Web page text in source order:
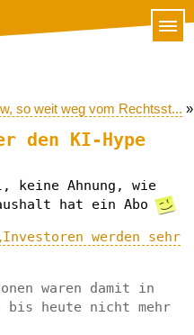
so weit weg vom Rechtsst... »
den KI-Hype
keine Ahnung, wie
hat ein Abo
werden sehr
waren damit in
bis heute nicht mehr